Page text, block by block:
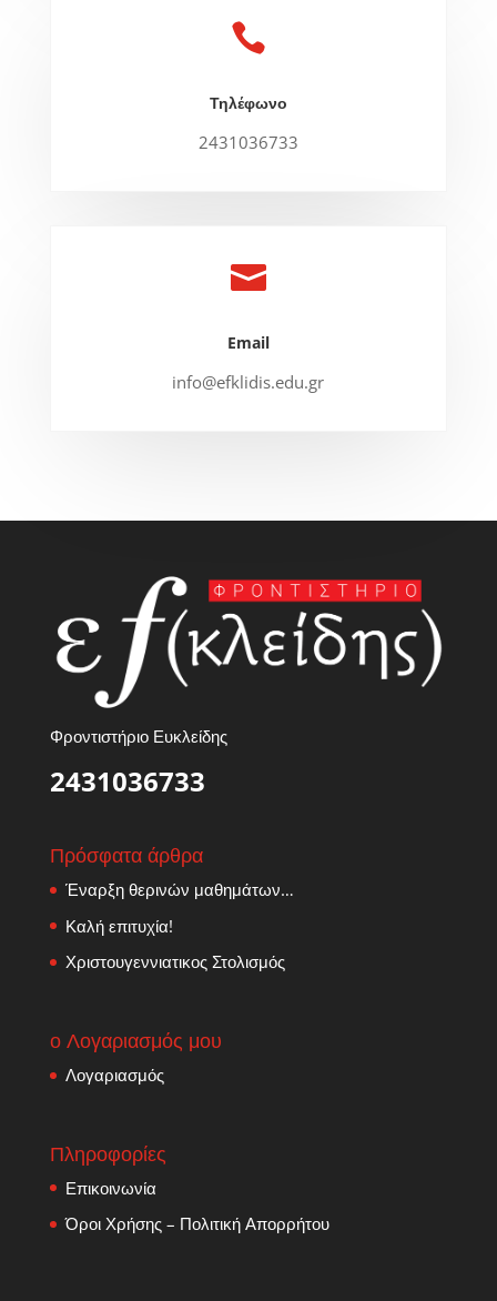

Τηλέφωνο
2431036733

Email
info@efklidis.edu.gr
Φροντιστήριο Ευκλείδης
2431036733
Πρόσφατα άρθρα
Έναρξη θερινών μαθημάτων…
Καλή επιτυχία!
Χριστουγεννιατικος Στολισμός
ο Λογαριασμός μου
Λογαριασμός
Πληροφορίες
Επικοινωνία
Όροι Χρήσης – Πολιτική Απορρήτου